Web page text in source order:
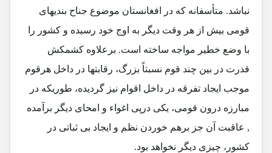
نباشد. متأسفانه که در افغانستان موضوع جناح بندیهای
قومی بیش از هر وقت دیگر به اوج خود رسیده و کشور را
با وضع خطیر مواجه ساخته است. برعلاوه کشمکش
قدرت در بین چند قوم نسبتاً بزرگ، رقابتها در داخل هرقوم
موجب ایجاد تفرقه در داخل اقوام نیز گردیده، طوریکه در
مبارزه درون قومی، یکی درپی اغواء و امحای دیگر برآمده
, عاقبت آن جز برهم خوردن نظم و ایجاد بی ثباتی در
کشور، چیزی دیگر نخواهد بود.